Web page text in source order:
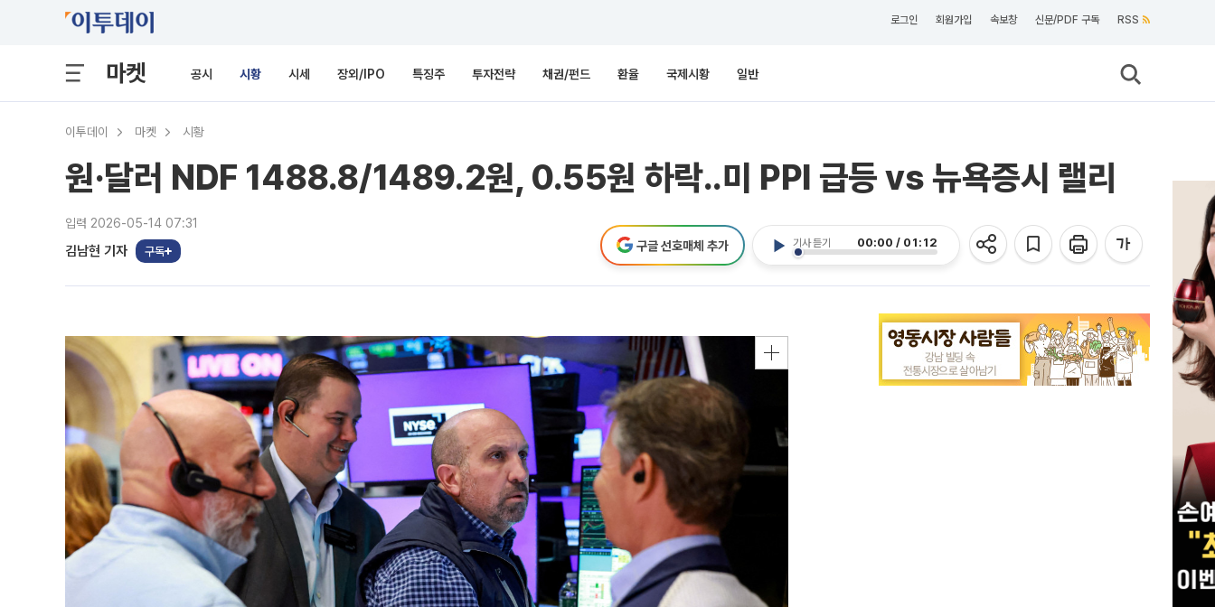
로그인 회원가입 속보창 신문/PDF 구독 RSS
마켓 공시 시황 시세 장외/IPO 특징주 투자전략 채권/펀드 환율 국제시황 일반
이투데이 마켓 시황
원·달러 NDF 1488.8/1489.2원, 0.55원 하락..미 PPI 급등 vs 뉴욕증시 랠리
입력 2026-05-14 07:31
김남현 기자 구독
기사 듣기 00:00 / 01:12
구글 선호매체 추가